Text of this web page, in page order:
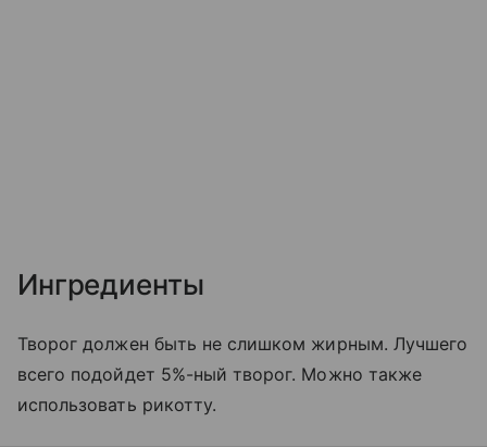
Ингредиенты
Творог должен быть не слишком жирным. Лучшего
всего подойдет 5%-ный творог. Можно также
использовать рикотту.